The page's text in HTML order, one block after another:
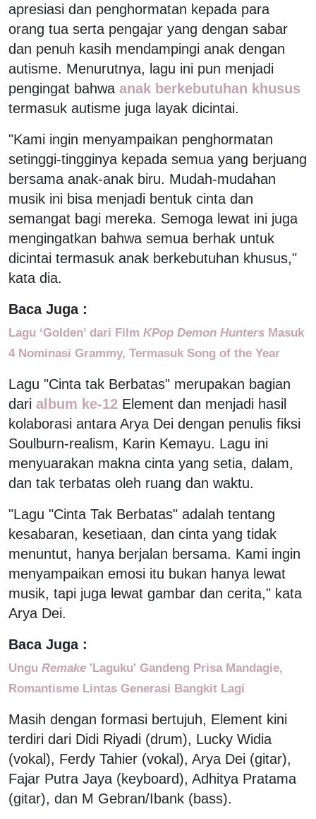
apresiasi dan penghormatan kepada para
orang tua serta pengajar yang dengan sabar
dan penuh kasih mendampingi anak dengan
autisme. Menurutnya, lagu ini pun menjadi
pengingat bahwa anak berkebutuhan khusus
termasuk autisme juga layak dicintai.
"Kami ingin menyampaikan penghormatan
setinggi-tingginya kepada semua yang berjuang
bersama anak-anak biru. Mudah-mudahan
musik ini bisa menjadi bentuk cinta dan
semangat bagi mereka. Semoga lewat ini juga
mengingatkan bahwa semua berhak untuk
dicintai termasuk anak berkebutuhan khusus,"
kata dia.
Baca Juga :
Lagu ‘Golden’ dari Film KPop Demon Hunters Masuk
4 Nominasi Grammy, Termasuk Song of the Year
Lagu "Cinta tak Berbatas" merupakan bagian
dari album ke-12 Element dan menjadi hasil
kolaborasi antara Arya Dei dengan penulis fiksi
Soulburn-realism, Karin Kemayu. Lagu ini
menyuarakan makna cinta yang setia, dalam,
dan tak terbatas oleh ruang dan waktu.
"Lagu "Cinta Tak Berbatas" adalah tentang
kesabaran, kesetiaan, dan cinta yang tidak
menuntut, hanya berjalan bersama. Kami ingin
menyampaikan emosi itu bukan hanya lewat
musik, tapi juga lewat gambar dan cerita," kata
Arya Dei.
Baca Juga :
Ungu Remake 'Laguku' Gandeng Prisa Mandagie,
Romantisme Lintas Generasi Bangkit Lagi
Masih dengan formasi bertujuh, Element kini
terdiri dari Didi Riyadi (drum), Lucky Widia
(vokal), Ferdy Tahier (vokal), Arya Dei (gitar),
Fajar Putra Jaya (keyboard), Adhitya Pratama
(gitar), dan M Gebran/Ibank (bass).